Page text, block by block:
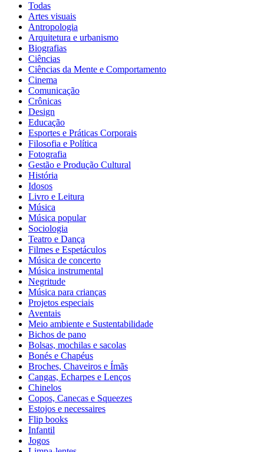
Todas
Artes visuais
Antropologia
Arquitetura e urbanismo
Biografias
Ciências
Ciências da Mente e Comportamento
Cinema
Comunicação
Crônicas
Design
Educação
Esportes e Práticas Corporais
Filosofia e Política
Fotografia
Gestão e Produção Cultural
História
Idosos
Livro e Leitura
Música
Música popular
Sociologia
Teatro e Dança
Filmes e Espetáculos
Música de concerto
Música instrumental
Negritude
Música para crianças
Projetos especiais
Aventais
Meio ambiente e Sustentabilidade
Bichos de pano
Bolsas, mochilas e sacolas
Bonés e Chapéus
Broches, Chaveiros e Ímãs
Cangas, Echarpes e Lenços
Chinelos
Copos, Canecas e Squeezes
Estojos e necessaires
Flip books
Infantil
Jogos